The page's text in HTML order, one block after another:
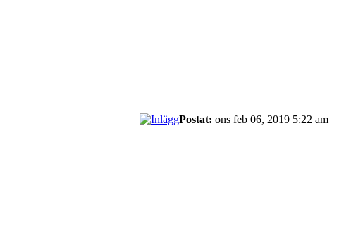
Postat: ons feb 06, 2019 5:22 am